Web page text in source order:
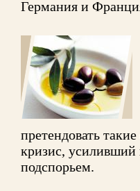
Германия и
претендовать
кризис, усиливший
подспорьем.